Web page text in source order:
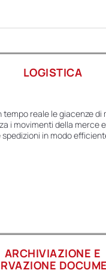
LOGISTICA
tempo reale le giacenze di
i movimenti della merce
spedizioni in modo
ARCHIVIAZIONE E